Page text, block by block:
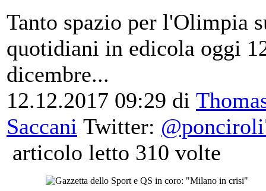
Tanto spazio per l'Olimpia
quotidiani in edicola oggi
dicembre...
12.12.2017 09:29 di
Saccani Twitter:
articolo letto 310 volte